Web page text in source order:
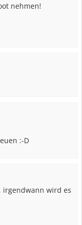
nehmen!
:-D
irgendwann wird es